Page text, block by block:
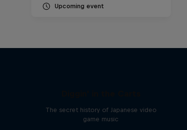
Upcoming event
The secret history of Japanese video
game music